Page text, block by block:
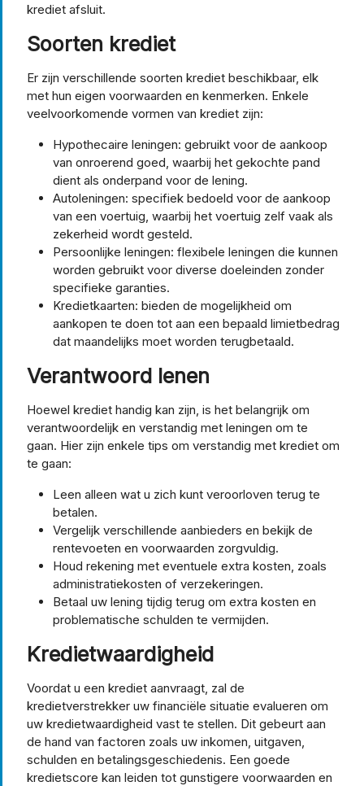
krediet afsluit.
Soorten krediet
Er zijn verschillende soorten krediet beschikbaar, elk
met hun eigen voorwaarden en kenmerken. Enkele
veelvoorkomende vormen van krediet zijn:
Hypothecaire leningen: gebruikt voor de aankoop
van onroerend goed, waarbij het gekochte pand
dient als onderpand voor de lening.
Autoleningen: specifiek bedoeld voor de aankoop
van een voertuig, waarbij het voertuig zelf vaak als
zekerheid wordt gesteld.
Persoonlijke leningen: flexibele leningen die kunnen
worden gebruikt voor diverse doeleinden zonder
specifieke garanties.
Kredietkaarten: bieden de mogelijkheid om
aankopen te doen tot aan een bepaald limietbedrag
dat maandelijks moet worden terugbetaald.
Verantwoord lenen
Hoewel krediet handig kan zijn, is het belangrijk om
verantwoordelijk en verstandig met leningen om te
gaan. Hier zijn enkele tips om verstandig met krediet om
te gaan:
Leen alleen wat u zich kunt veroorloven terug te
betalen.
Vergelijk verschillende aanbieders en bekijk de
rentevoeten en voorwaarden zorgvuldig.
Houd rekening met eventuele extra kosten, zoals
administratiekosten of verzekeringen.
Betaal uw lening tijdig terug om extra kosten en
problematische schulden te vermijden.
Kredietwaardigheid
Voordat u een krediet aanvraagt, zal de
kredietverstrekker uw financiële situatie evalueren om
uw kredietwaardigheid vast te stellen. Dit gebeurt aan
de hand van factoren zoals uw inkomen, uitgaven,
schulden en betalingsgeschiedenis. Een goede
kredietscore kan leiden tot gunstigere voorwaarden en